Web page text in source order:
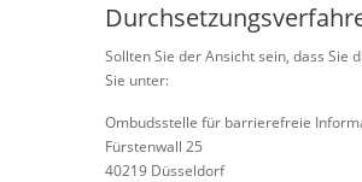
Sollten Sie der Ansicht sein, dass
Sie unter:
Ombudsstelle für barrierefreie
Fürstenwall 25
40219 Düsseldorf